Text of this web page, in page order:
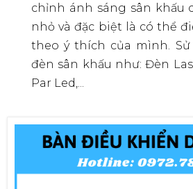
chỉnh ánh sáng sân khấu
nhỏ và đặc biệt là có thể
theo ý thích của mình.
đèn sân khấu như: Đèn
Par Led,...